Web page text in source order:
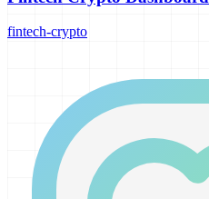
fintech-crypto